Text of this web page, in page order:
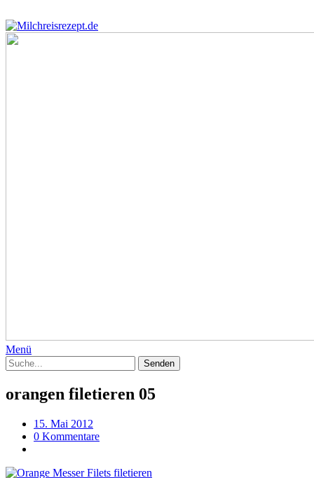
Menü
orangen filetieren 05
15. Mai 2012
0 Kommentare